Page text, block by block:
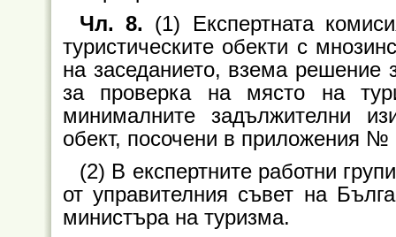
Чл. 8. (1) Експертната
туристическите обекти с
на заседанието, взема решение
за проверка на място на
минималните задължителни
обект, посочени в приложения
(2) В експертните работни
от управителния съвет на
министъра на туризма.